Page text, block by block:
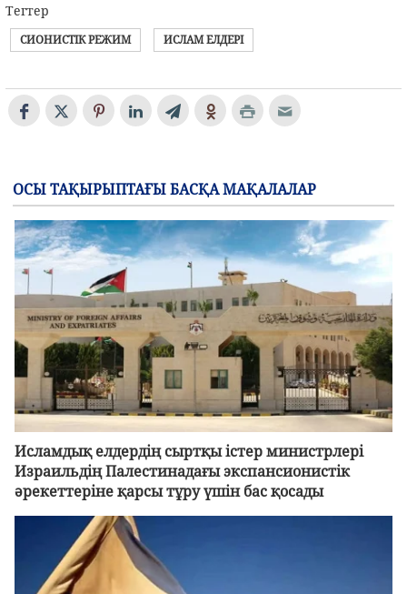
Тегтер
СИОНИСТІК РЕЖИМ ИСЛАМ ЕЛДЕРІ
ОСЫ ТАҚЫРЫПТАҒЫ БАСҚА МАҚАЛАЛАР
Исламдық елдердің сыртқы істер министрлері
Израильдің Палестинадағы экспансионистік
әрекеттеріне қарсы тұру үшін бас қосады